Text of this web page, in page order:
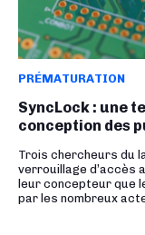
PRÉMATURATION
SyncLock : une
conception des
Trois chercheurs du
verrouillage d’accès
leur concepteur que
par les nombreux